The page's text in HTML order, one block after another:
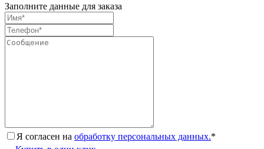
Заполните данные для заказа
Я согласен на обработку персональных данных.*